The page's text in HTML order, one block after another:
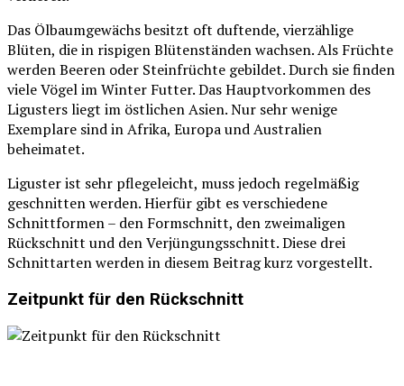
Das Ölbaumgewächs besitzt oft duftende, vierzählige
Blüten, die in rispigen Blütenständen wachsen. Als Früchte
werden Beeren oder Steinfrüchte gebildet. Durch sie finden
viele Vögel im Winter Futter. Das Hauptvorkommen des
Ligusters liegt im östlichen Asien. Nur sehr wenige
Exemplare sind in Afrika, Europa und Australien
beheimatet.
Liguster ist sehr pflegeleicht, muss jedoch regelmäßig
geschnitten werden. Hierfür gibt es verschiedene
Schnittformen – den Formschnitt, den zweimaligen
Rückschnitt und den Verjüngungsschnitt. Diese drei
Schnittarten werden in diesem Beitrag kurz vorgestellt.
Zeitpunkt für den Rückschnitt